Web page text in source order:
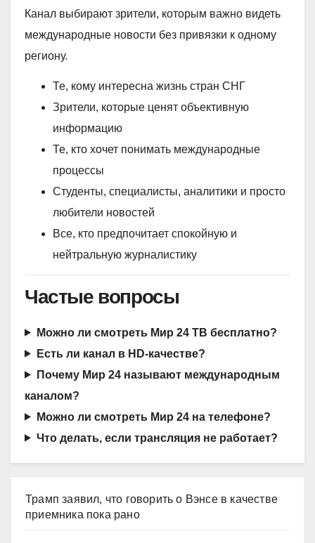
Канал выбирают зрители, которым важно видеть
международные новости без привязки к одному
региону.
Те, кому интересна жизнь стран СНГ
Зрители, которые ценят объективную
информацию
Те, кто хочет понимать международные
процессы
Студенты, специалисты, аналитики и просто
любители новостей
Все, кто предпочитает спокойную и
нейтральную журналистику
Частые вопросы
Можно ли смотреть Мир 24 ТВ бесплатно?
Есть ли канал в HD-качестве?
Почему Мир 24 называют международным
каналом?
Можно ли смотреть Мир 24 на телефоне?
Что делать, если трансляция не работает?
Трамп заявил, что говорить о Вэнсе в качестве
приемника пока рано